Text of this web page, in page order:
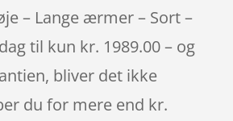
– Lange ærmer – Sort –
til kun kr. 1989.00 – og
bliver det ikke
du for mere end kr.